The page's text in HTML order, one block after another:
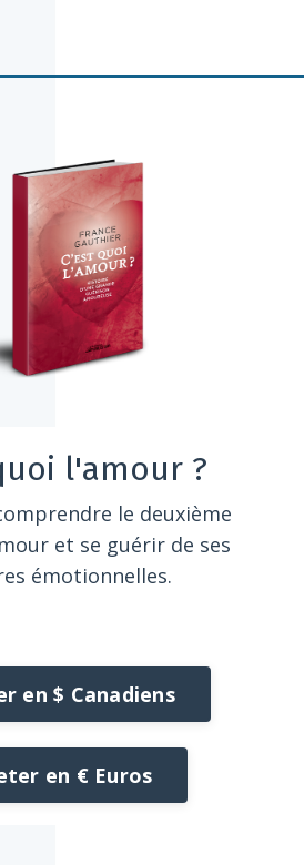
l'amour ?
le deuxième
et se guérir de ses
émotionnelles.
en $ Canadiens
en € Euros